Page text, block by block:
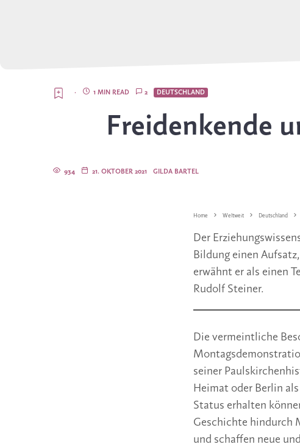
DEUTSCHLAND
2
1 MIN READ
·
Freidenkende
GILDA BARTEL
21. OKTOBER 2021
934
Home Weltweit Deutschland
Der
Bildung einen
erwähnt er als einen
Rudolf Steiner.
Die vermeintliche
seiner
Heimat oder Berlin
Status erhalten
Geschichte hindurch
und schaffen neue